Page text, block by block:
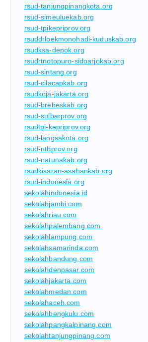
rsud-tanjungpinangkota.org
rsud-simeuluekab.org
rsud-tpikepriprov.org
rsuddrloekmonohadi-kuduskab.org
rsudksa-depok.org
rsudrtnotopuro-sidoarjokab.org
rsud-sintang.org
rsud-cilacapkab.org
rsudkoja-jakarta.org
rsud-brebeskab.org
rsud-sulbarprov.org
rsudtpi-kepriprov.org
rsud-langsakota.org
rsud-ntbprov.org
rsud-natunakab.org
rsudkisaran-asahankab.org
rsud-indonesia.org
sekolahindonesia.id
sekolahjambi.com
sekolahriau.com
sekolahpalembang.com
sekolahlampung.com
sekolahsamarinda.com
sekolahbandung.com
sekolahdenpasar.com
sekolahjakarta.com
sekolahmedan.com
sekolahaceh.com
sekolahbengkulu.com
sekolahpangkalpinang.com
sekolahtanjungpinang.com